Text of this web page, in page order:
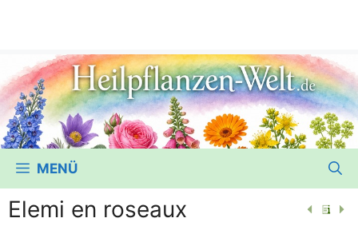
MENÜ
Elemi en roseaux